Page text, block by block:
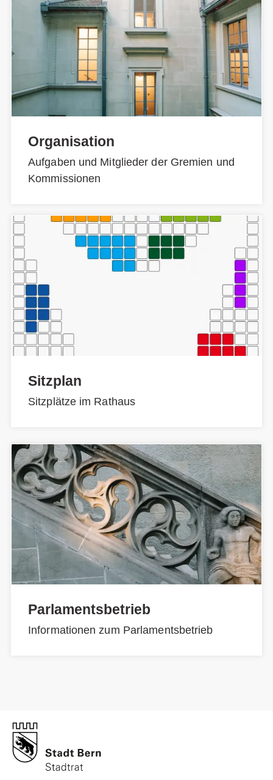
Organisation
Aufgaben und Mitglieder der Gremien und
Kommissionen
Sitzplan
Sitzplätze im Rathaus
Parlamentsbetrieb
Informationen zum Parlamentsbetrieb